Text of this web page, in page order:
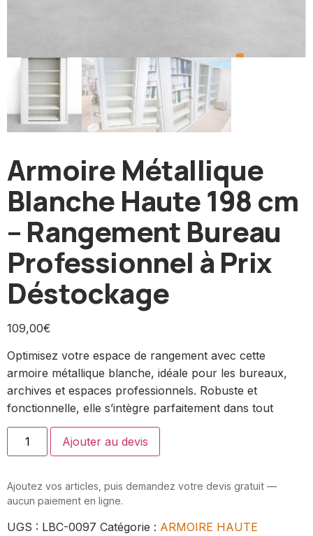
Armoire Métallique
Blanche Haute 198 cm
– Rangement Bureau
Professionnel à Prix
Déstockage
109,00€
Optimisez votre espace de rangement avec cette
armoire métallique blanche, idéale pour les bureaux,
archives et espaces professionnels. Robuste et
fonctionnelle, elle s’intègre parfaitement dans tout
Ajouter au devis
Ajoutez vos articles, puis demandez votre devis gratuit —
aucun paiement en ligne.
UGS : LBC-0097 Catégorie : ARMOIRE HAUTE